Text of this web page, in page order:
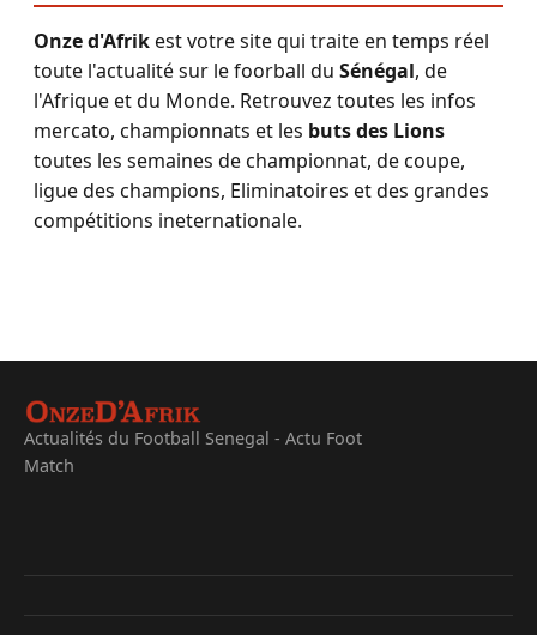
Onze d'Afrikest votre site qui traite en temps réel
toute l'actualité sur le foorball du Sénégal, de
l'Afrique et du Monde. Retrouvez toutes les infos
mercato, championnats et les buts des Lions
toutes les semaines de championnat, de coupe,
ligue des champions, Eliminatoires et des grandes
compétitions ineternationale.
Actualités du Football Senegal - Actu Foot
Match